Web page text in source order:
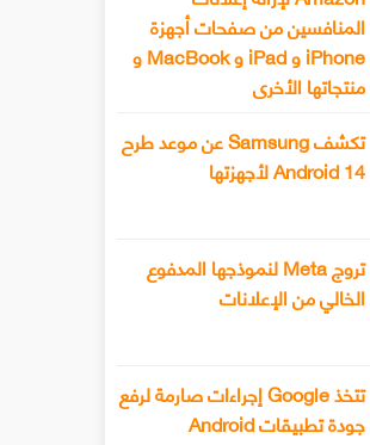
المنافسين من صفحات أجهزة
iPhone و iPad و MacBook و
منتجاتها الأخرى
تكشف Samsung عن موعد طرح
Android 14 لأجهزتها
تروج Meta لنموذجها المدفوع
الخالي من الإعلانات
تتخذ Google إجراءات صارمة لرفع
جودة تطبيقات Android